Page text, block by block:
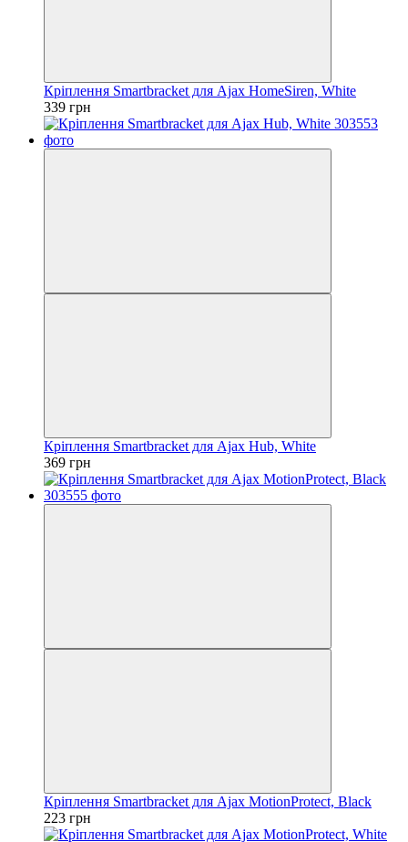
Кріплення Smartbracket для Ajax HomeSiren, White
339 грн
Кріплення Smartbracket для Ajax Hub, White
369 грн
Кріплення Smartbracket для Ajax MotionProtect, Black
223 грн